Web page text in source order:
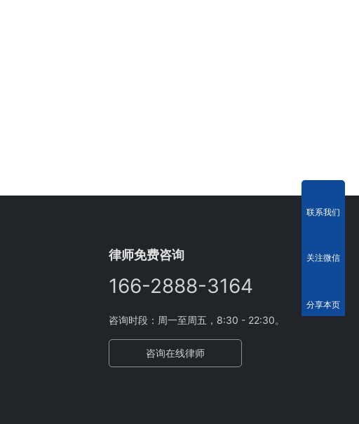
律师免费咨询
166-2888-3164
咨询时段：周一至周五，8:30 - 22:30。
咨询在线律师
联系我们
关注微信
分享本页